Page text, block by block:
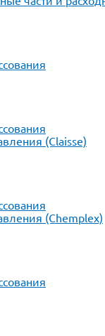
(Claisse)
(Chemplex)